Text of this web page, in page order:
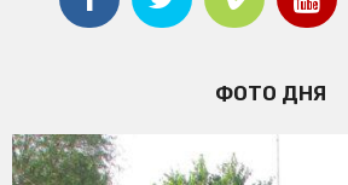
ФОТО ДНЯ